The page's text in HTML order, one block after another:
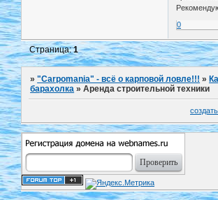
0
Страница:1
»"Carpomania" - всё о карповой ловле!!! »
барахолка »Аренда строительной техники